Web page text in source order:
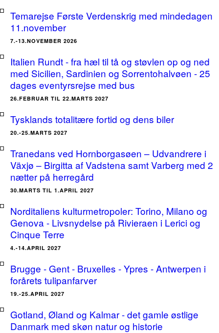
Temarejse Første Verdenskrig med mindedagen
11.november
7.-13.NOVEMBER 2026
Italien Rundt - fra hæl til tå og støvlen op og ned
med Sicilien, Sardinien og Sorrentohalvøen - 25
dages eventyrsrejse med bus
26.FEBRUAR TIL 22.MARTS 2027
Tysklands totalitære fortid og dens biler
20.-25.MARTS 2027
Tranedans ved Hornborgasøen – Udvandrere i
Växjø – Birgitta af Vadstena samt Varberg med 2
nætter på herregård
30.MARTS TIL 1.APRIL 2027
Norditaliens kulturmetropoler: Torino, Milano og
Genova - Livsnydelse på Rivieraen i Lerici og
Cinque Terre
4.-14.APRIL 2027
Brugge - Gent - Bruxelles - Ypres - Antwerpen i
forårets tulipanfarver
19.-25.APRIL 2027
Gotland, Øland og Kalmar - det gamle østlige
Danmark med skøn natur og historie